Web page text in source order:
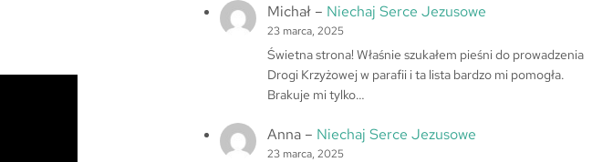
Michał – Niechaj Serce Jezusowe
23 marca, 2025
Świetna strona! Właśnie szukałem pieśni do prowadzenia
Drogi Krzyżowej w parafii i ta lista bardzo mi pomogła.
Brakuje mi tylko…
Anna – Niechaj Serce Jezusowe
23 marca, 2025